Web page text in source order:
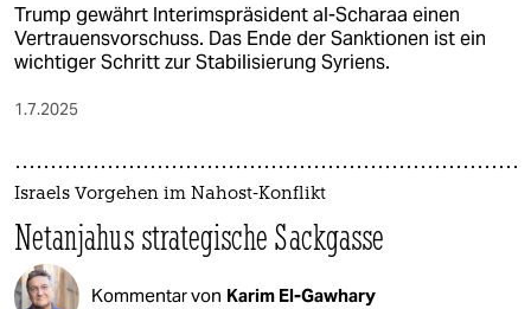
Trump gewährt Interimspräsident al-Scharaa einen
Vertrauensvorschuss. Das Ende der Sanktionen ist ein
wichtiger Schritt zur Stabilisierung Syriens.
1.7.2025
Israels Vorgehen im Nahost-Konflikt
Netanjahus strategische Sackgasse
Kommentar von Karim El-Gawhary